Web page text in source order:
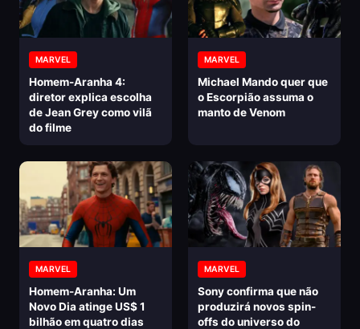
MARVEL
Homem-Aranha 4:
diretor explica escolha
de Jean Grey como vilã
do filme
MARVEL
Michael Mando quer que
o Escorpião assuma o
manto de Venom
MARVEL
Homem-Aranha: Um
Novo Dia atinge US$ 1
bilhão em quatro dias
MARVEL
Sony confirma que não
produzirá novos spin-
offs do universo do